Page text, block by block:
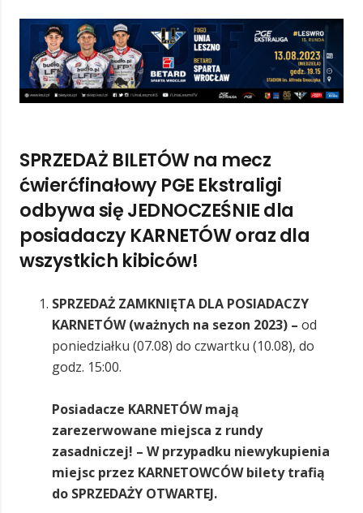
SPRZEDAŻ BILETÓW na mecz
ćwierćfinałowy PGE Ekstraligi
odbywa się JEDNOCZEŚNIE dla
posiadaczy KARNETÓW oraz dla
wszystkich kibiców!
SPRZEDAŻ ZAMKNIĘTA DLA POSIADACZY
KARNETÓW (ważnych na sezon 2023) – od
poniedziałku (07.08) do czwartku (10.08), do
godz. 15:00.
Posiadacze KARNETÓW mają
zarezerwowane miejsca z rundy
zasadniczej! – W przypadku niewykupienia
miejsc przez KARNETOWCÓW bilety trafią
do SPRZEDAŻY OTWARTEJ.